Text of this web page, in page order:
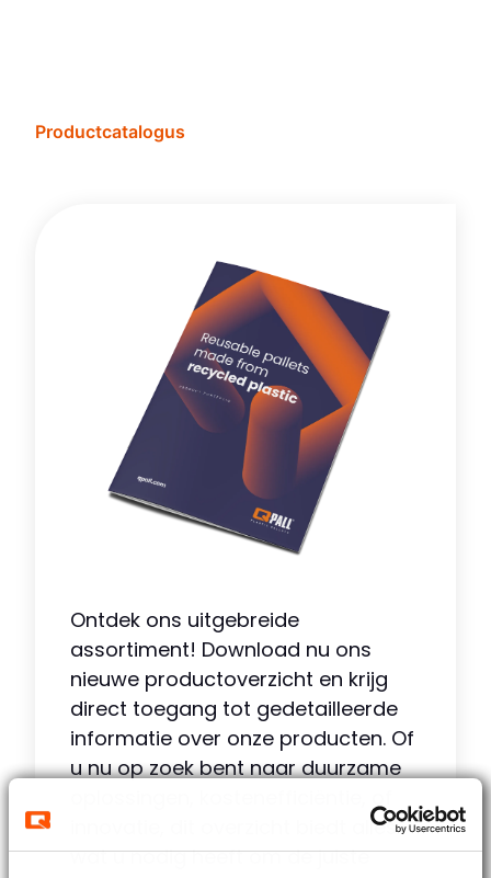
Productcatalogus
Ontdek ons uitgebreide
assortiment! Download nu ons
nieuwe productoverzicht en krijg
direct toegang tot gedetailleerde
informatie over onze producten. Of
u nu op zoek bent naar duurzame
innovatie, dit overzicht biedt alles
wat u nodig heeft om de juiste